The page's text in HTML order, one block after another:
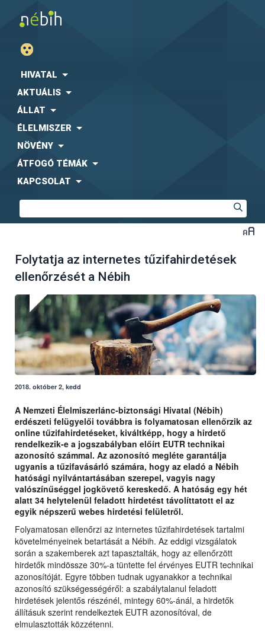
HIVATAL
AKTUÁLIS
ÁLLAT
ÉLELMISZER
NÖVÉNY
ÁTFOGÓ TÉMÁK
KAPCSOLAT
Folytatja az internetes tűzifahirdetések
ellenőrzését a Nébih
2018. október 2, kedd
A Nemzeti Élelmiszerlánc-biztonsági Hivatal (Nébih)
erdészeti felügyelői továbbra is folyamatosan ellenőrzik az
online tűzifahirdetéseket, kiváltképp, hogy a hirdető
rendelkezik-e a jogszabályban előírt EUTR technikai
azonosító számmal. Az azonosító megléte garantálja
ugyanis a tűzifavásárló számára, hogy az eladó a Nébih
hatósági nyilvántartásában szerepel, vagyis nagy
valószínűséggel jogkövető kereskedő. A hatóság egy hét
alatt 34 helytelenül feladott hirdetést távolíttatott el az
egyik népszerű webes hirdetési felületről.
Folyamatosan ellenőrzi az internetes tűzifahirdetések tartalmi
követelményeinek betartását a Nébih. Az eddigi vizsgálatok
során a szakemberek azt tapasztalták, hogy az ellenőrzött
hirdetők mindössze 30%-a tüntette fel érvényes EUTR technikai
azonosítóját. Egyre többen tudnak ugyanakkor a technikai
azonosító szükségességéről: a szabálytalanul feladott
hirdetések jelentős részénél, mintegy 60%-ánál, a hirdetők
állításuk szerint rendelkeztek EUTR azonosítóval, de
elmulasztották közzétenni.